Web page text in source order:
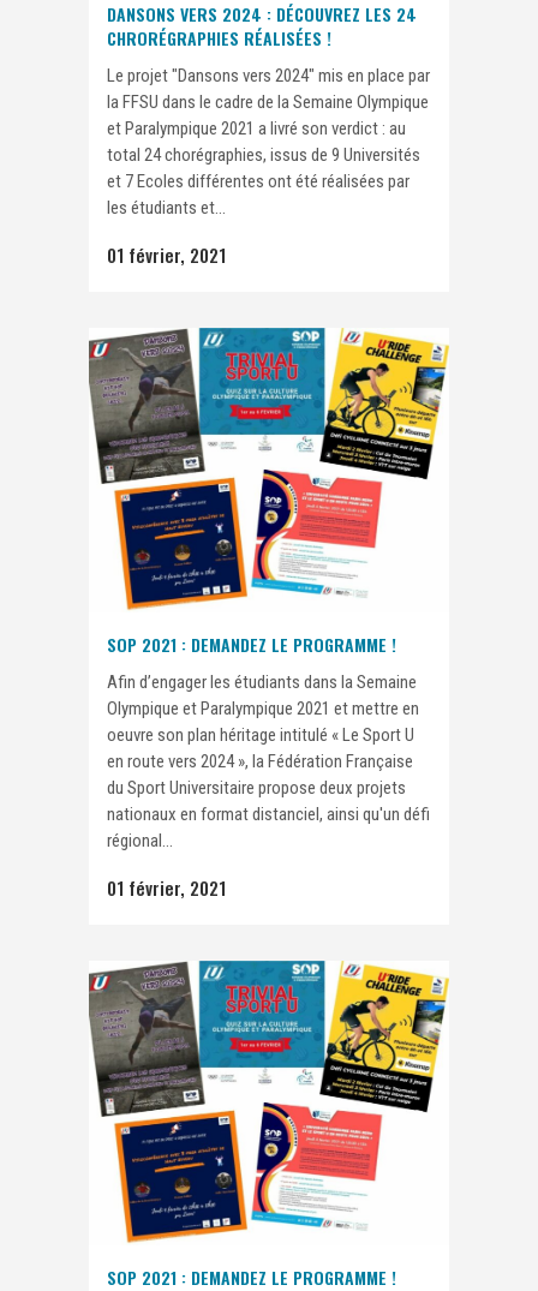
DANSONS VERS 2024 : DÉCOUVREZ LES 24
CHRORÉGRAPHIES RÉALISÉES !
Le projet "Dansons vers 2024" mis en place par
la FFSU dans le cadre de la Semaine Olympique
et Paralympique 2021 a livré son verdict : au
total 24 chorégraphies, issus de 9 Universités
et 7 Ecoles différentes ont été réalisées par
les étudiants et...
01 février, 2021
SOP 2021 : DEMANDEZ LE PROGRAMME !
Afin d’engager les étudiants dans la Semaine
Olympique et Paralympique 2021 et mettre en
oeuvre son plan héritage intitulé « Le Sport U
en route vers 2024 », la Fédération Française
du Sport Universitaire propose deux projets
nationaux en format distanciel, ainsi qu'un défi
régional...
01 février, 2021
SOP 2021 : DEMANDEZ LE PROGRAMME !